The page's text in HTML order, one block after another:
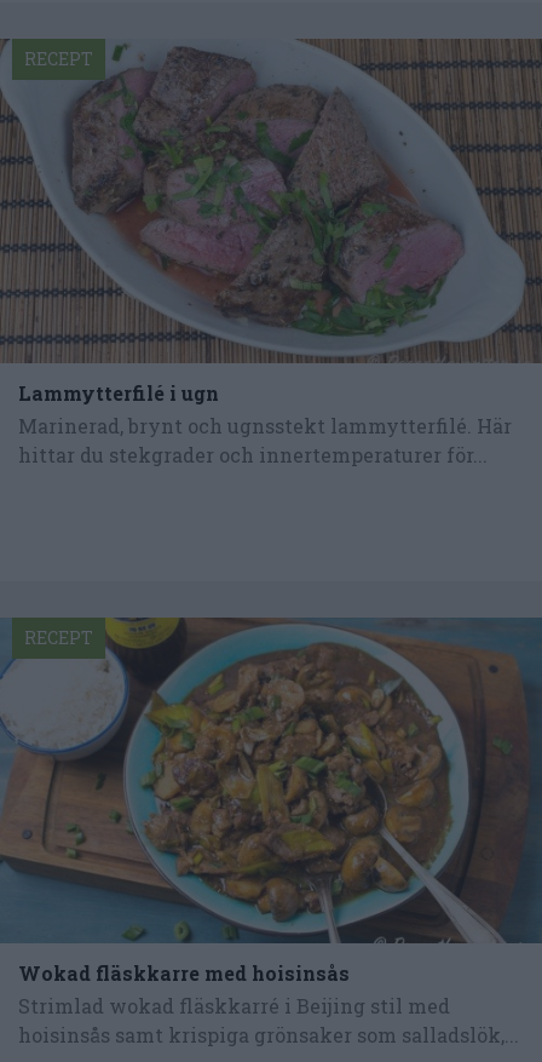
Lammytterfilé i ugn
Marinerad, brynt och ugnsstekt lammytterfilé. Här
hittar du stekgrader och innertemperaturer för...
RECEPT
Wokad fläskkarre med hoisinsås
Strimlad wokad fläskkarré i Beijing stil med
hoisinsås samt krispiga grönsaker som salladslök,...
RECEPT